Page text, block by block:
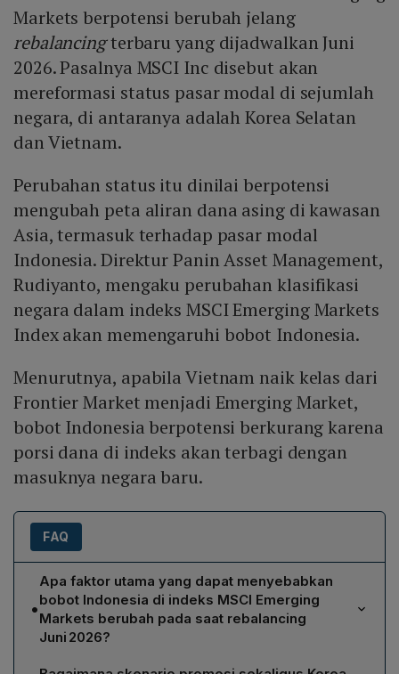
Markets berpotensi berubah jelang
rebalancingterbaru yang dijadwalkan Juni
2026. Pasalnya MSCI Inc disebut akan
mereformasi status pasar modal di sejumlah
negara, di antaranya adalah Korea Selatan
dan Vietnam.
Perubahan status itu dinilai berpotensi
mengubah peta aliran dana asing di kawasan
Asia, termasuk terhadap pasar modal
Indonesia. Direktur Panin Asset Management,
Rudiyanto, mengaku perubahan klasifikasi
negara dalam indeks MSCI Emerging Markets
Index akan memengaruhi bobot Indonesia.
Menurutnya, apabila Vietnam naik kelas dari
Frontier Market menjadi Emerging Market,
bobot Indonesia berpotensi berkurang karena
porsi dana di indeks akan terbagi dengan
masuknya negara baru.
FAQ
•
Apa faktor utama yang dapat menyebabkan
bobot Indonesia di indeks MSCI Emerging
Markets berubah pada saat rebalancing
Juni 2026?
Faktor utama yang dapat mengubah bobot Indonesia